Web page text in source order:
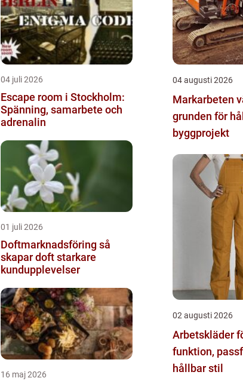
04 juli 2026
Escape room i Stockholm:
Spänning, samarbete och
adrenalin
01 juli 2026
Doftmarknadsföring så
skapar doft starkare
kundupplevelser
16 maj 2026
04 augusti 2026
Markarbeten
grunden för
byggprojekt
02 augusti 2026
Arbetskläder
funktion,
hållbar stil